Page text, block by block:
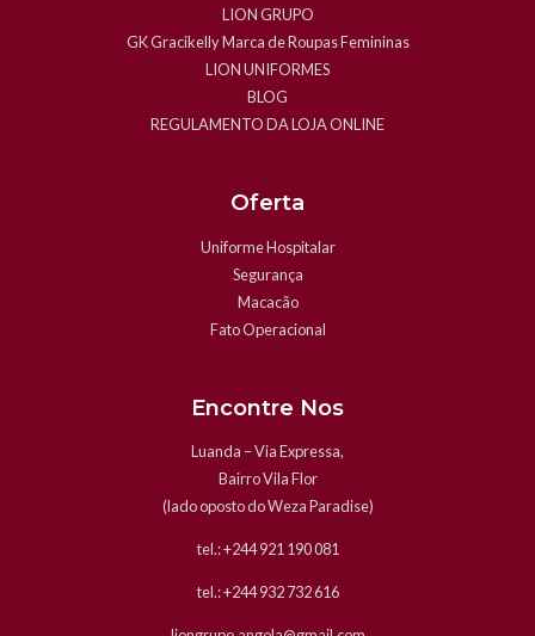
LION GRUPO
GK Gracikelly Marca de Roupas Femininas
LION UNIFORMES
BLOG
REGULAMENTO DA LOJA ONLINE
Oferta
Uniforme Hospitalar
Segurança
Macacão
Fato Operacional
Encontre Nos
Luanda – Via Expressa,
Bairro Vila Flor
(lado oposto do Weza Paradise)
tel.: +244 921 190 081
tel.: +244 932 732 616